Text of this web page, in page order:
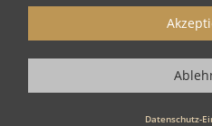
Datenschutz-